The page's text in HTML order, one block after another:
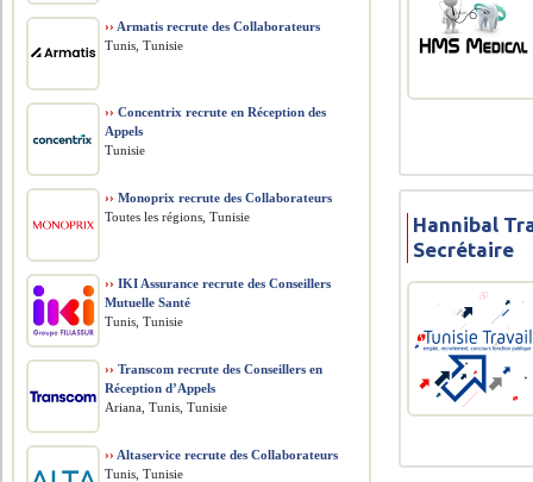
Hannibal
Secrétaire
›› Armatis recrute des Collaborateurs
Tunis, Tunisie
›› Concentrix recrute en Réception des
Appels
Tunisie
›› Monoprix recrute des Collaborateurs
Toutes les régions, Tunisie
›› IKI Assurance recrute des Conseillers
Mutuelle Santé
Tunis, Tunisie
›› Transcom recrute des Conseillers en
Réception d’Appels
Ariana, Tunis, Tunisie
›› Altaservice recrute des Collaborateurs
Tunis, Tunisie